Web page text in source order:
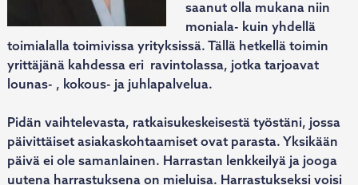
saanut olla mukana niin
moniala- kuin yhdellä
toimialalla toimivissa yrityksissä. Tällä hetkellä toimin
yrittäjänä kahdessa eri ravintolassa, jotka tarjoavat
lounas- , kokous- ja juhlapalvelua.
Pidän vaihtelevasta, ratkaisukeskeisestä työstäni, jossa
päivittäiset asiakaskohtaamiset ovat parasta. Yksikään
päivä ei ole samanlainen. Harrastan lenkkeilyä ja jooga
uutena harrastuksena on mieluisa. Harrastukseksi voisi